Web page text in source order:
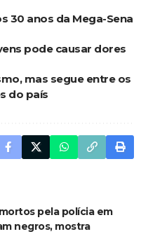
30 anos da Mega-Sena
pode causar dores
mas segue entre os
do país
pela polícia em
negros, mostra